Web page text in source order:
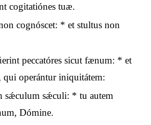
cogitatiónes tuæ.
cognóscet: * et stultus non
peccatóres sicut fænum: * et
qui operántur iniquitátem:
sǽculum sǽculi: * tu autem
Dómine.